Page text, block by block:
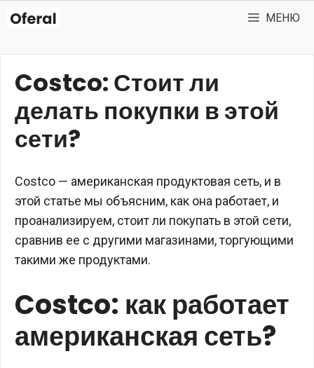
Перейти
МЕНЮ
Costco: Стоит ли
делать покупки в этой
сети?
Costco — американская продуктовая сеть, и в
этой статье мы объясним, как она работает, и
проанализируем, стоит ли покупать в этой сети,
сравнив ее с другими магазинами, торгующими
такими же продуктами.
Costco: как работает
американская сеть?